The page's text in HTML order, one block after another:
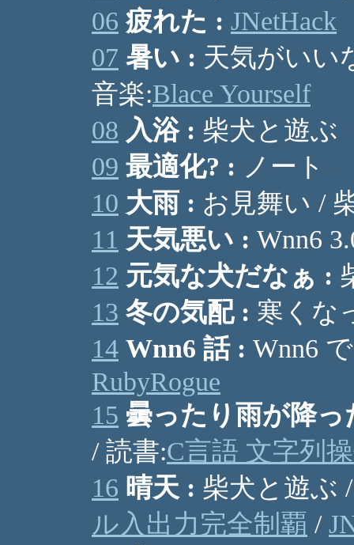
06 疲れた : JNetHack
07 暑い : 天気がいい
音楽:Blace Yourself
08 入浴 : 柴犬と遊ぶ
09 最適化? : ノート
10 大雨 : お見舞い /
11 天気悪い : Wnn6
12 元気な犬だなぁ :
13 冬の気配 : 寒くな
14 Wnn6 話 : Wnn6
RubyRogue
15 曇ったり雨が降っ
/ 読書:C言語 文字列
16 晴天 : 柴犬と遊ぶ
ル入出力完全制覇 /